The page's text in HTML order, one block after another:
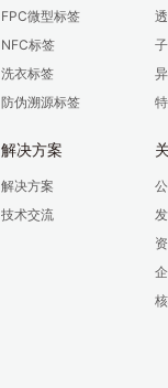
FPC微型标签
NFC标签
洗衣标签
防伪溯源标签
解决方案
解决方案
技术交流